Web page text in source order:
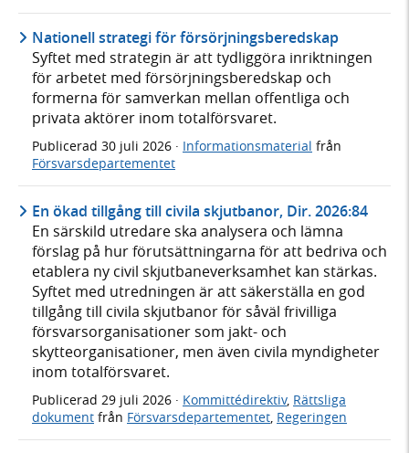
Nationell strategi för försörjningsberedskap
Syftet med strategin är att tydliggöra inriktningen
för arbetet med försörjningsberedskap och
formerna för samverkan mellan offentliga och
privata aktörer inom totalförsvaret.
Publicerad 30 juli 2026 · Informationsmaterial från
Försvarsdepartementet
En ökad tillgång till civila skjutbanor, Dir. 2026:84
En särskild utredare ska analysera och lämna
förslag på hur förutsättningarna för att bedriva och
etablera ny civil skjutbaneverksamhet kan stärkas.
Syftet med utredningen är att säkerställa en god
tillgång till civila skjutbanor för såväl frivilliga
försvarsorganisationer som jakt- och
skytteorganisationer, men även civila myndigheter
inom totalförsvaret.
Publicerad 29 juli 2026 · Kommittédirektiv, Rättsliga
dokument från Försvarsdepartementet Regeringen